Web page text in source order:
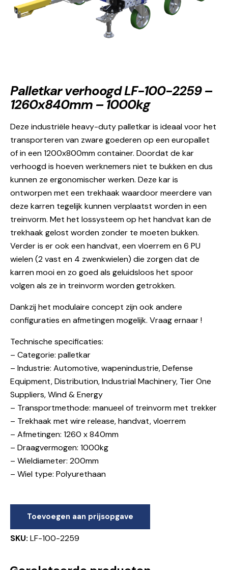
Palletkar verhoogd LF-100-2259 –
1260x840mm – 1000kg
Deze industriële heavy-duty palletkar is ideaal voor het
transporteren van zware goederen op een europallet
of in een 1200x800mm container. Doordat de kar
verhoogd is hoeven werknemers niet te bukken en dus
kunnen ze ergonomischer werken. Deze kar is
ontworpen met een trekhaak waardoor meerdere van
deze karren tegelijk kunnen verplaatst worden in een
treinvorm. Met het lossysteem op het handvat kan de
trekhaak gelost worden zonder te moeten bukken.
Verder is er ook een handvat, een vloerrem en 6 PU
wielen (2 vast en 4 zwenkwielen) die zorgen dat de
karren mooi en zo goed als geluidsloos het spoor
volgen als ze in treinvorm worden getrokken.
Dankzij het modulaire concept zijn ook andere
configuraties en afmetingen mogelijk. Vraag ernaar !
Technische specificaties:
– Categorie: palletkar
– Industrie: Automotive, wapenindustrie, Defense
Equipment, Distribution, Industrial Machinery, Tier One
Suppliers, Wind & Energy
– Transportmethode: manueel of treinvorm met trekker
– Trekhaak met wire release, handvat, vloerrem
– Afmetingen: 1260 x 840mm
– Draagvermogen: 1000kg
– Wieldiameter: 200mm
– Wiel type: Polyurethaan
Toevoegen aan prijsopgave
SKU: LF-100-2259